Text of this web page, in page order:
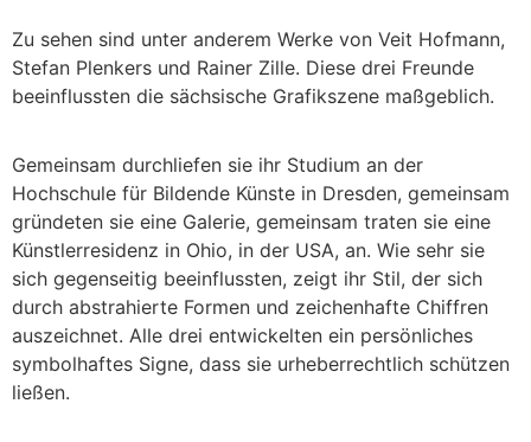
Zu sehen sind unter anderem Werke von Veit Hofmann,
Stefan Plenkers und Rainer Zille. Diese drei Freunde
beeinflussten die sächsische Grafikszene maßgeblich.
Gemeinsam durchliefen sie ihr Studium an der
Hochschule für Bildende Künste in Dresden, gemeinsam
gründeten sie eine Galerie, gemeinsam traten sie eine
Künstlerresidenz in Ohio, in der USA, an. Wie sehr sie
sich gegenseitig beeinflussten, zeigt ihr Stil, der sich
durch abstrahierte Formen und zeichenhafte Chiffren
auszeichnet. Alle drei entwickelten ein persönliches
symbolhaftes Signe, dass sie urheberrechtlich schützen
ließen.